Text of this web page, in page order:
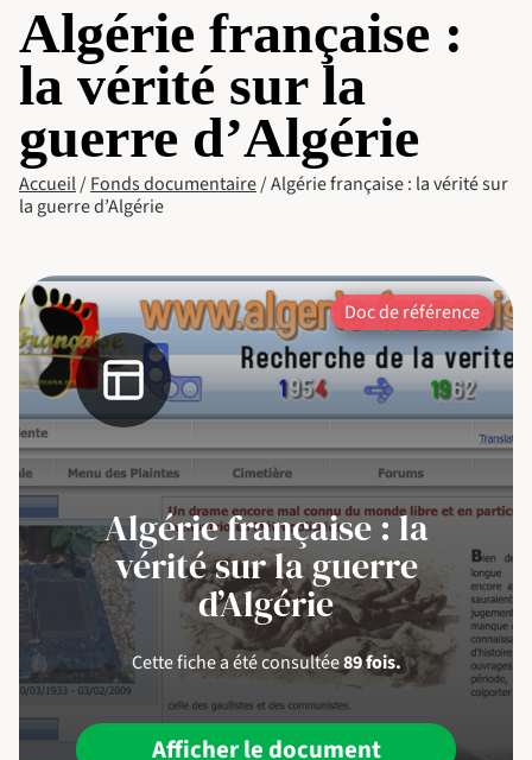
Algérie française :
la vérité sur la
guerre d’Algérie
Accueil/Fonds documentaire/Algérie française : la vérité sur
la guerre d’Algérie
Doc de référence
Algérie française : la
vérité sur la guerre
d’Algérie
Cette fiche a été consultée89 fois.
Afficher le document